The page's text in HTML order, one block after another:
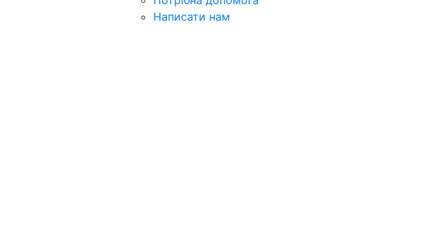
Написати нам